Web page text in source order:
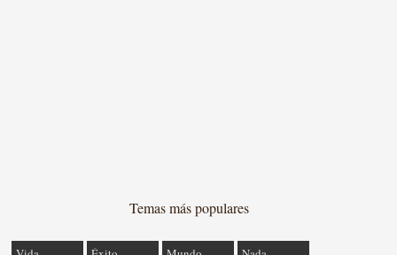
Temas más populares